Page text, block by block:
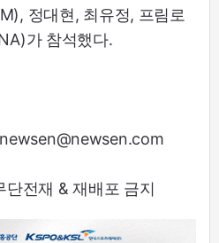
정대현, 최유정, 프림로
가 참석했다.
전재 & 재배포 금지